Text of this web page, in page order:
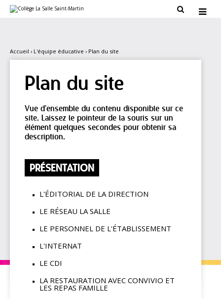
navigation
personnels
 
Accueil › L'équipe éducative › Plan du site
Plan du site
Vue d'ensemble du contenu disponible sur ce
site. Laissez le pointeur de la souris sur un
élément quelques secondes pour obtenir sa
description.
PRÉSENTATION
L'ÉDITORIAL DE LA DIRECTION
LE RÉSEAU LA SALLE
LE PERSONNEL DE L'ÉTABLISSEMENT
L'INTERNAT
LE CDI
LA RESTAURATION AVEC CONVIVIO ET
LES REPAS FAMILLE